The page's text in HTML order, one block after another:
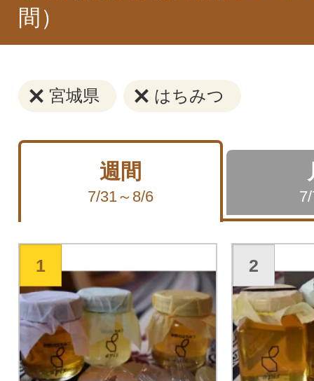
間）
宮城県 はちみつ
週間
7/31～8/6
1 2